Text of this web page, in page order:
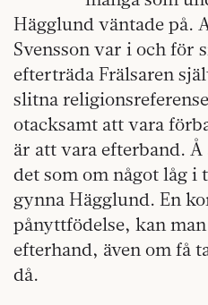
Hägglund väntade på.
Svensson var i och för
efterträda Frälsaren
slitna
otacksamt att vara
är att vara efterband. Å
det som om något låg i
gynna Hägglund. En
pånyttfödelse, kan
efterhand, även om få
då.